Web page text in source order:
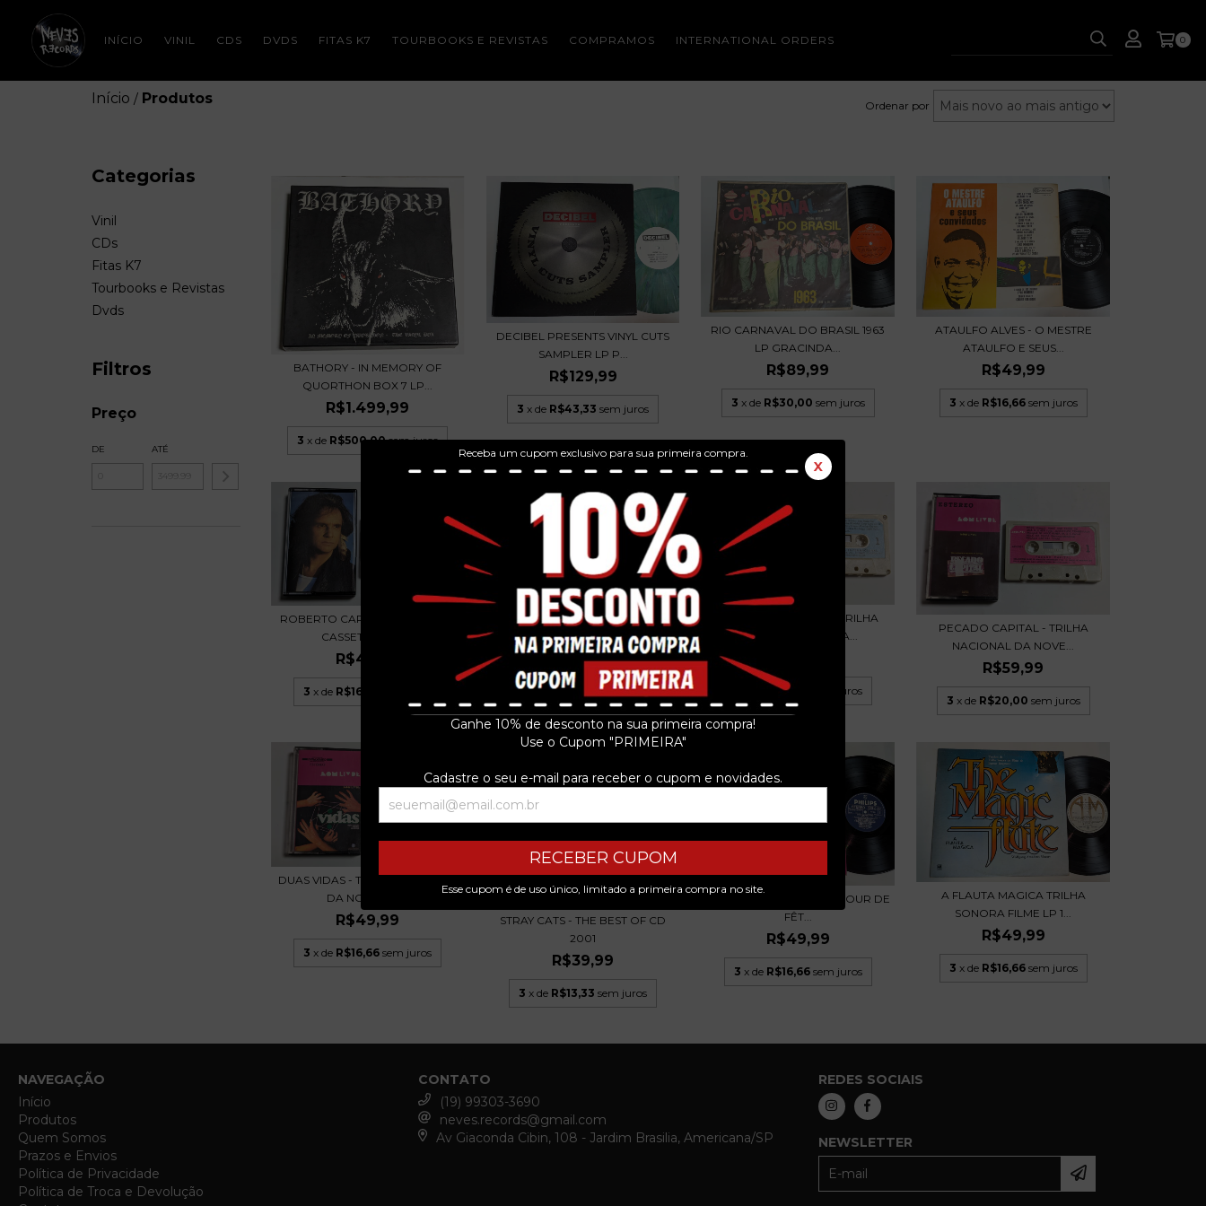
Receba um cupom exclusivo para sua primeira compra.
X
Ganhe 10% de desconto na sua primeira compra!
Use o Cupom "PRIMEIRA"
Cadastre o seu e-mail para receber o cupom e novidades.
RECEBER CUPOM
Esse cupom é de uso único, limitado a primeira compra no site.
INÍCIO VINIL CDS DVDS FITAS K7 TOURBOOKS E REVISTAS COMPRAMOS INTERNATIONAL ORDERS 0
Início / Produtos Ordenar por
Categorias
Vinil
CDs
Fitas K7
Tourbooks e Revistas
Dvds
Filtros
Preço
DE ATÉ
BATHORY - IN MEMORY OF
QUORTHON BOX 7 LP...
R$1.499,99
3 x de R$500,00 sem juros
DECIBEL PRESENTS VINYL CUTS
SAMPLER LP P...
R$129,99
3 x de R$43,33 sem juros
RIO CARNAVAL DO BRASIL 1963
LP GRACINDA...
R$89,99
3 x de R$30,00 sem juros
ATAULFO ALVES - O MESTRE
ATAULFO E SEUS...
R$49,99
3 x de R$16,66 sem juros
ROBERTO CARLOS 1989 FITA K7
CASSETE AMAZ...
R$49,99
3 x de R$16,66
ROBERTO CARLOS 1978 FITA K7
CASSETE LADY...
R$49,99
3 x deR$16,66 sem juros
PECADO RASGADO - TRILHA
INTERNACIONAL DA...
R$16,66 sem juros
PECADO CAPITAL - TRILHA
NACIONAL DA NOVE...
R$59,99
3 x de R$20,00 sem juros
DUAS VIDAS - TRILHA NACIONAL
DA NOVELA -...
R$49,99
3 x de R$16,66 sem juros
STRAY CATS - THE BEST OF CD
2001
R$39,99
3 x de R$13,33 sem juros
EDITH PIAF - C'ÉTAIT UN JOUR DE
FÊT...
R$49,99
3 x de R$16,66 sem juros
A FLAUTA MAGICA TRILHA
SONORA FILME LP 1...
R$49,99
3 x de R$16,66 sem juros
NAVEGAÇÃO
Início
Produtos
Quem Somos
Prazos e Envios
Política de Privacidade
Política de Troca e Devolução
CONTATO
(19) 99303-3690
neves.records@gmail.com
Av Giaconda Cibin, 108 - Jardim Brasilia, Americana/SP
REDES SOCIAIS
NEWSLETTER